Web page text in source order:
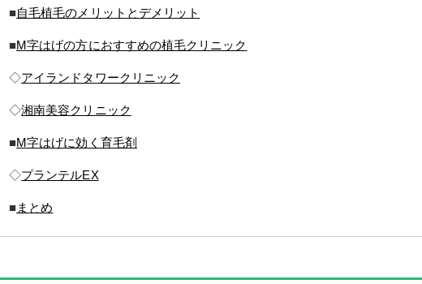
■自毛植毛のメリットとデメリット
■M字はげの方におすすめの植毛クリニック
◇アイランドタワークリニック
◇湘南美容クリニック
■M字はげに効く育毛剤
◇プランテルEX
■まとめ